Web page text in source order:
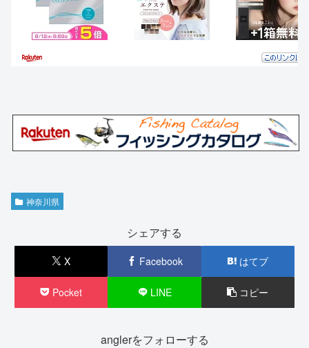
神奈川県
シェアする
X Facebook はてブ
Pocket LINE コピー
anglerをフォローする